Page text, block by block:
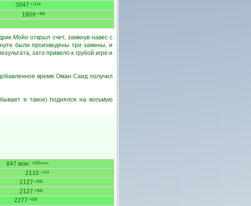
3047 +1114
1809 +489
Мойо открыл счет, замкнув навес с
были произведены три замены, и
зато привело к грубой игре и
время Оман Саид получил
и такое) поднялся на восьмую
847 млн. +319 млн.
2110 +413
2127 +668
2127 +668
2277 +929